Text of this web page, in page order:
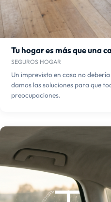
Tu hogar es más que una
SEGUROS HOGAR
Un imprevisto en casa no
damos las soluciones para que
preocupaciones.